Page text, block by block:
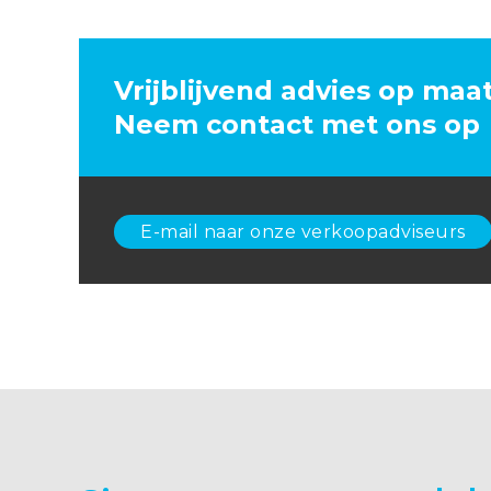
Vrijblijvend advies op
Neem contact met ons op
E-mail naar onze verkoopadviseurs